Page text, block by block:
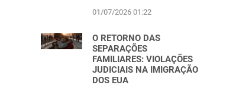
01/07/2026 01:22
O RETORNO DAS
SEPARAÇÕES
FAMILIARES: VIOLAÇÕES
JUDICIAIS NA IMIGRAÇÃO
DOS EUA